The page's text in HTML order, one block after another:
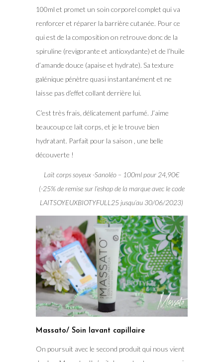
100ml et promet un soin corporel complet qui va
renforcer et réparer la barrière cutanée. Pour ce
qui est de la composition on retrouve donc de la
spiruline (revigorante et antioxydante) et de l’huile
d’amande douce (apaise et hydrate). Sa texture
galénique pénètre quasi instantanément et ne
laisse pas d’effet collant derrière lui.
C’est très frais, délicatement parfumé. J’aime
beaucoup ce lait corps, et je le trouve bien
hydratant. Parfait pour la saison , une belle
découverte !
Lait corps soyeux -Sanoléo – 100ml pour 24,90€
(-25% de remise sur l’eshop de la marque avec le code
LAITSOYEUXBIOTYFULL25 jusqu’au 30/06/2023)
Massato/ Soin lavant capillaire
On poursuit avec le second produit qui nous vient